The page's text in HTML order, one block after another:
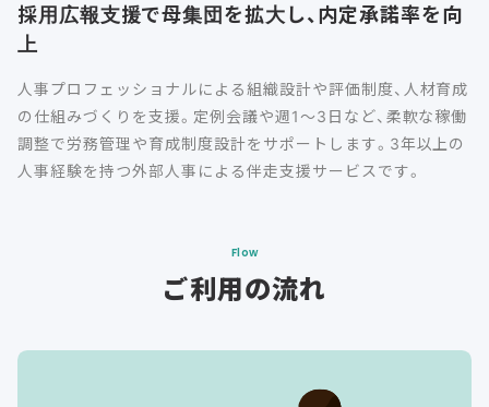
採用広報支援で母集団を拡大し、内定承諾率を向
上
人事プロフェッショナルによる組織設計や評価制度、人材育成
の仕組みづくりを支援。定例会議や週1～3日など、柔軟な稼働
調整で労務管理や育成制度設計をサポートします。3年以上の
人事経験を持つ外部人事による伴走支援サービスです。
Flow
ご利用の流れ